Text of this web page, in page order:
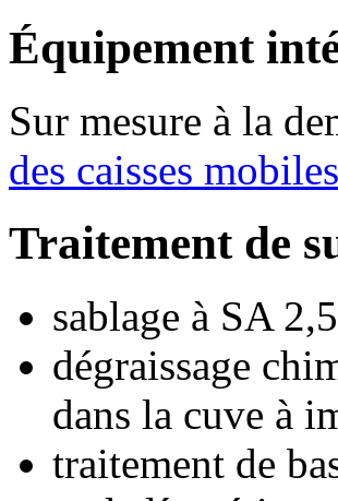
Équipement
Sur mesure à la
des caisses
Traitement de
sablage à SA 2,5
dégraissage
dans la cuve à
traitement de